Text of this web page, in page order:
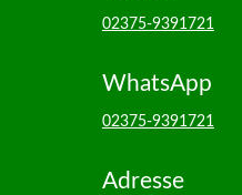
02375-9391721
WhatsApp
02375-9391721
Adresse